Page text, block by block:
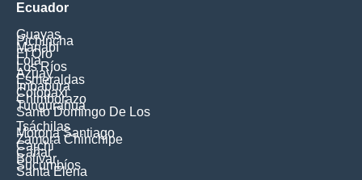
Ecuador
Guayas
Pichincha
Manabí
El Oro
Loja
Los Ríos
Azuay
Esmeraldas
Imbabura
Cotopaxi
Chimborazo
Tungurahua
Santo Domingo De Los
Tsáchilas
Morona Santiago
Zamora Chinchipe
Carchi
Cañar
Bolívar
Sucumbíos
Santa Elena